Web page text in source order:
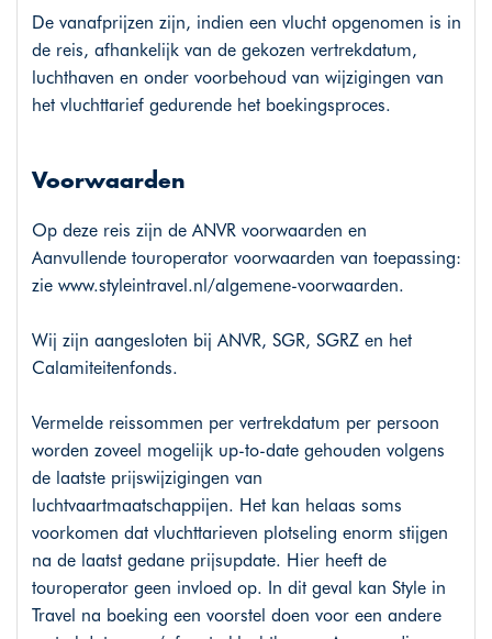
De vanafprijzen zijn, indien een vlucht opgenomen is in
de reis, afhankelijk van de gekozen vertrekdatum,
luchthaven en onder voorbehoud van wijzigingen van
het vluchttarief gedurende het boekingsproces.
Voorwaarden
Op deze reis zijn de ANVR voorwaarden en
Aanvullende touroperator voorwaarden van toepassing:
zie www.styleintravel.nl/algemene-voorwaarden.
Wij zijn aangesloten bij ANVR, SGR, SGRZ en het
Calamiteitenfonds.
Vermelde reissommen per vertrekdatum per persoon
worden zoveel mogelijk up-to-date gehouden volgens
de laatste prijswijzigingen van
luchtvaartmaatschappijen. Het kan helaas soms
voorkomen dat vluchttarieven plotseling enorm stijgen
na de laatst gedane prijsupdate. Hier heeft de
touroperator geen invloed op. In dit geval kan Style in
Travel na boeking een voorstel doen voor een andere